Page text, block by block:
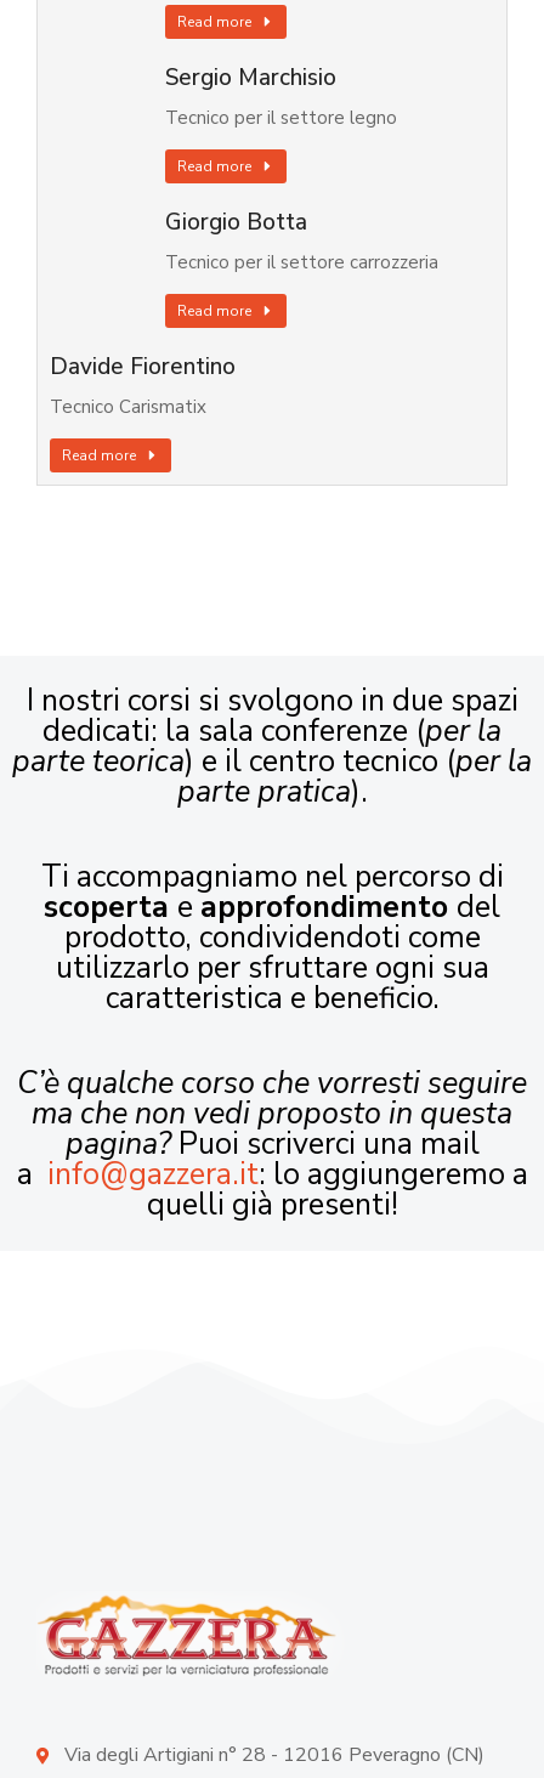
Read more
Sergio Marchisio
Tecnico per il settore legno
Read more
Giorgio Botta
Tecnico per il settore carrozzeria
Read more
Davide Fiorentino
Tecnico Carismatix
Read more
I nostri corsi si svolgono in due spazi
dedicati: la sala conferenze (per la
parte teorica) e il centro tecnico (per la
parte pratica).
Ti accompagniamo nel percorso di
scoperta e approfondimento del
prodotto, condividendoti come
utilizzarlo per sfruttare ogni sua
caratteristica e beneficio.
C’è qualche corso che vorresti seguire
ma che non vedi proposto in questa
pagina?Puoi scriverci una mail
a info@gazzera.it: lo aggiungeremo a
quelli già presenti!
Via degli Artigiani n° 28 - 12016 Peveragno (CN)